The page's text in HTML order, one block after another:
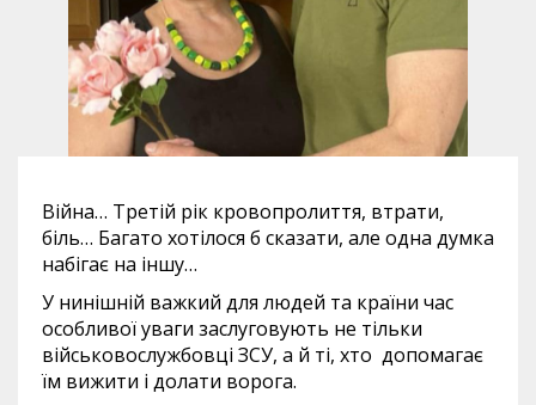
Війна… Третій рік кровопролиття, втрати,
біль… Багато хотілося б сказати, але одна думка
набігає на іншу…
У нинішній важкий для людей та країни час
особливої уваги заслуговують не тільки
військовослужбовці ЗСУ, а й ті, хто допомагає
їм вижити і долати ворога.